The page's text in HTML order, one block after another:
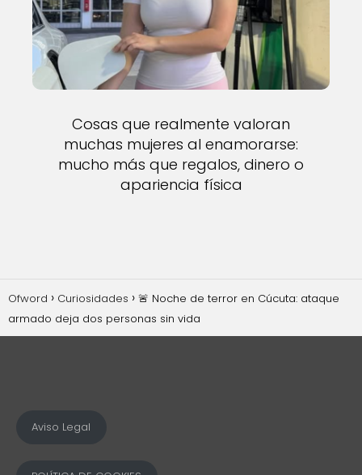
Cosas que realmente valoran
muchas mujeres al enamorarse:
mucho más que regalos, dinero o
apariencia física
Ofword Curiosidades
🚨 Noche de terror en Cúcuta: ataque
armado deja dos personas sin vida
Aviso Legal